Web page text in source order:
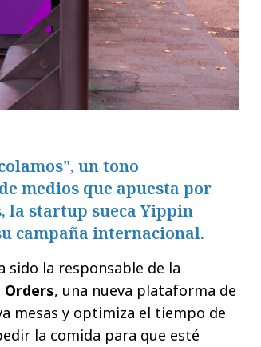
un tono
medios que apuesta por
la startup sueca Yippin
campaña internacional.
sido la responsable de la
Orders, una nueva plataforma de
mesas y optimiza el tiempo de
la comida para que esté